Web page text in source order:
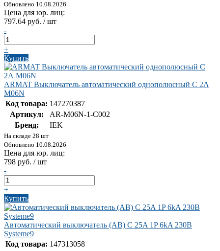
Обновлено 10.08.2026
Цена для юр. лиц:
797.64 руб. / шт
-
+
Купить
ARMAT Выключатель автоматический однополюсный C 2А
M06N
Код товара: 147270387
Артикул:
AR-M06N-1-C002
Бренд:
IEK
На складе 28 шт
Обновлено 10.08.2026
Цена для юр. лиц:
798 руб. / шт
-
+
Купить
Автоматический выключатель (АВ) C 25A 1P 6kA 230В
Systeme9
Код товара: 147313058